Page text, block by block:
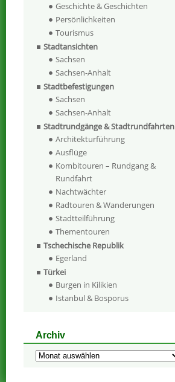
Geschichte & Geschichten
Persönlichkeiten
Tourismus
Stadtansichten
Sachsen
Sachsen-Anhalt
Stadtbefestigungen
Sachsen
Sachsen-Anhalt
Stadtrundgänge & Stadtrundfahrten
Architekturführung
Ausflüge
Kombitouren – Rundgang &
Rundfahrt
Nachtwächter
Radtouren & Wanderungen
Stadtteilführung
Thementouren
Tschechische Republik
Egerland
Türkei
Burgen in Kilikien
Istanbul & Bosporus
Archiv
Archiv